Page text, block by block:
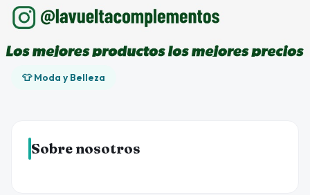
👕 Moda y Belleza
Sobre nosotros